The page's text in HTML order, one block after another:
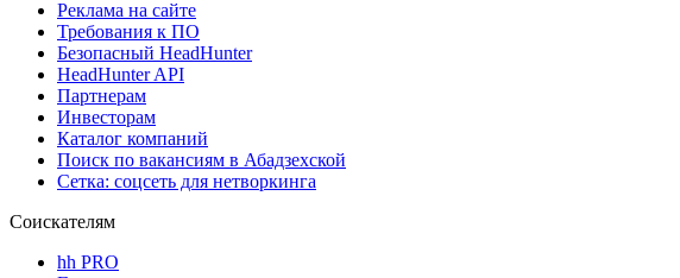
Реклама на сайте
Требования к ПО
Безопасный HeadHunter
HeadHunter API
Партнерам
Инвесторам
Каталог компаний
Поиск по вакансиям в Абадзехской
Сетка: соцсеть для нетворкинга
Соискателям
hh PRO